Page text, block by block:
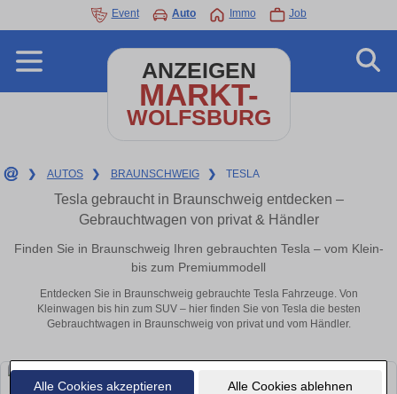
Alle Cookies akzeptieren Alle Cookies ablehnen
Event Auto Immo Job
ANZEIGEN
MARKT-
WOLFSBURG
❯ AUTOS ❯ BRAUNSCHWEIG ❯ TESLA
Tesla gebraucht in Braunschweig entdecken –
Gebrauchtwagen von privat & Händler
Finden Sie in Braunschweig Ihren gebrauchten Tesla – vom Klein-
bis zum Premiummodell
Entdecken Sie in Braunschweig gebrauchte Tesla Fahrzeuge. Von
Kleinwagen bis hin zum SUV – hier finden Sie von Tesla die besten
Gebrauchtwagen in Braunschweig von privat und vom Händler.